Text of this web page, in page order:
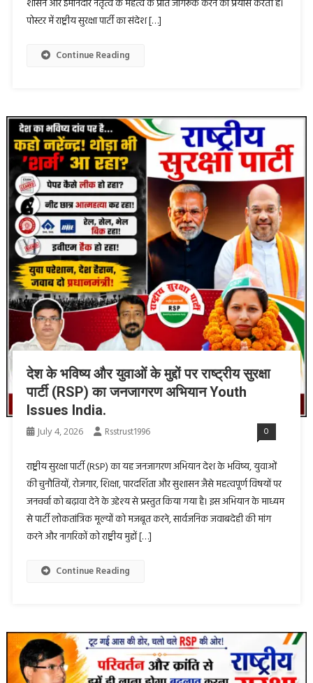
शासन और ईमानदार नेतृत्व के महत्व के प्रति जागरूक करने का प्रयास करती है।
पोस्टर में राष्ट्रीय सुरक्षा पार्टी का संदेश […]
Continue Reading
देश के भविष्य और युवाओं के मुद्दों पर राष्ट्रीय सुरक्षा
पार्टी (RSP) का जनजागरण अभियान Youth
Issues India.
July 4, 2026 Rsstrust1996 0
राष्ट्रीय सुरक्षा पार्टी (RSP) का यह जनजागरण अभियान देश के भविष्य, युवाओं
की चुनौतियों, रोजगार, शिक्षा, पारदर्शिता और सुशासन जैसे महत्वपूर्ण विषयों पर
जनचर्चा को बढ़ावा देने के उद्देश्य से प्रस्तुत किया गया है। इस अभियान के माध्यम
से पार्टी लोकतांत्रिक मूल्यों को मजबूत करने, सार्वजनिक जवाबदेही की मांग
करने और नागरिकों को राष्ट्रीय मुद्दों […]
Continue Reading